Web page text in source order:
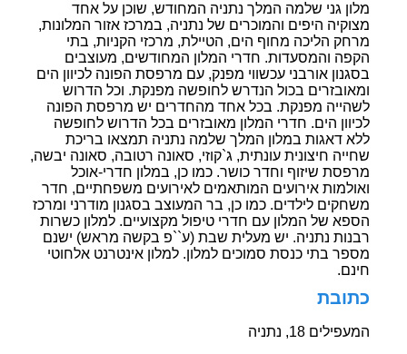
מלון גני שלמה המלך נתניה המחודש, שוכן על אחד
מצוקיה היפים והמוכרים של נתניה, במרכז אזור המלונות,
מרחק הליכה מחוף הים, הטיילת, מרכזי הקניות, בתי
הקפה והמסעדות. חדרי המלון המחודשים, מעוצבים
בסגנון אורבני עכשווי מפנק, עם מרפסת הפונה לכיוון הים
ומאובזרים בכול הנדרש לחופשה מפנקת. וכל הדרוש
לשהייה מפנקת. בכל אחד מהחדרים יש מרפסת הפונה
לכיוון הים. חדרי המלון מאובזרים בכל הדרוש לחופשה
ללא דאגות במלון המלך שלמה נתניה תמצאו בריכת
שחייה חיצונית עונתית, ג`קוזי, סאונה רטובה, סאונה יבשה,
מרפסת שיזוף וחדר כושר. כמו כן, במלון חדרי-אוכל
ואולמות אירועים המותאמים לאירועים משפחתיים, חדר
משחקים לילדים. כמו כן, בר המעוצב בסגנון מודרני ומרכז
הספא של המלון עם חדרי טיפול מקצועיים. למלון כשרות
רבנות נתניה. יש מעלית שבת (ע``פ בקשה מראש) ישנם
מספר בתי כנסת סמוכים למלון. למלון אינטרנט אלחוטי
חינם.
כתובת
המעפילים 18, נתניה